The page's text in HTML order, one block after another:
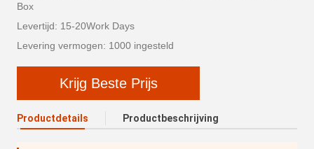
Box
Levertijd: 15-20Work Days
Levering vermogen: 1000 ingesteld
Krijg Beste Prijs
Productdetails Productbeschrijving